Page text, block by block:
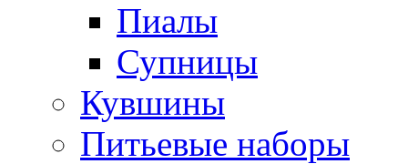
Пиалы
Супницы
Кувшины
Питьевые наборы